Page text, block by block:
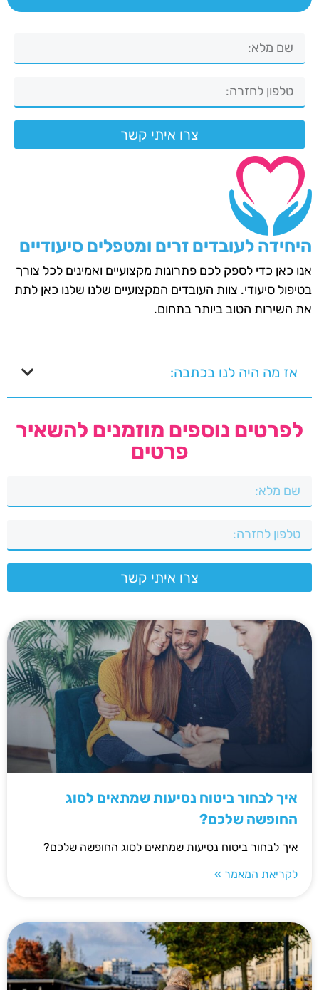
צרו איתי קשר
היחידה לעובדים זרים ומטפלים סיעודיים
אנו כאן כדי לספק לכם פתרונות מקצועיים ואמינים לכל צורך
בטיפול סיעודי. צוות העובדים המקצועיים שלנו שלנו כאן לתת
את השירות הטוב ביותר בתחום.
אז מה היה לנו בכתבה:
לפרטים נוספים מוזמנים להשאיר
פרטים
צרו איתי קשר
איך לבחור ביטוח נסיעות שמתאים לסוג
החופשה שלכם?
איך לבחור ביטוח נסיעות שמתאים לסוג החופשה שלכם?
לקריאת המאמר »